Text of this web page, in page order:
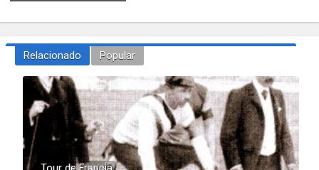
Relacionado Popular